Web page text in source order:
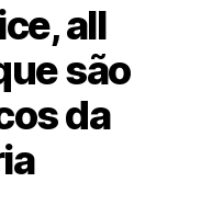
all
são
da